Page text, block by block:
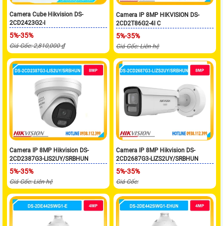
Camera Cube Hikvision DS-
2CD2423G2-I
5%-35%
Giá Gốc: 2,810,000 ₫
Camera IP 8MP HIKVISION DS-
2CD2T86G2-4I C
5%-35%
Giá Gốc: Liên hệ
Camera IP 8MP Hikvision DS-
2CD2387G3-LIS2UY/SRBHUN
5%-35%
Giá Gốc: Liên hệ
Camera IP 8MP Hikvision DS-
2CD2687G3-LIZS2UY/SRBHUN
5%-35%
Giá Gốc: